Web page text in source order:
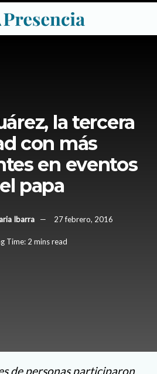
la tercera
con más
en eventos
papa
Ibarra 27 febrero, 2016
Time: 2 mins read
de personas participaron